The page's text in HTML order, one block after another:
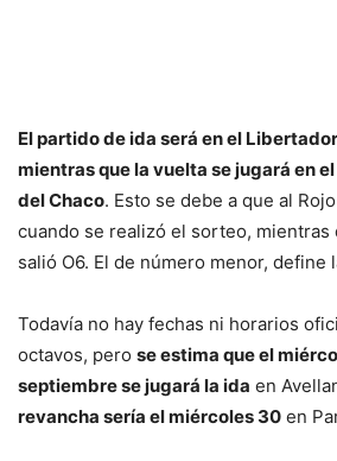
El partido de ida será en el
mientras que la vuelta se jugará en
del Chaco. Esto se debe a que al
cuando se realizó el sorteo, mientras
salió O6. El de número menor, define
Todavía no hay fechas ni horarios
octavos, pero se estima que el
septiembre se jugará la ida en
revancha sería el miércoles 30 en